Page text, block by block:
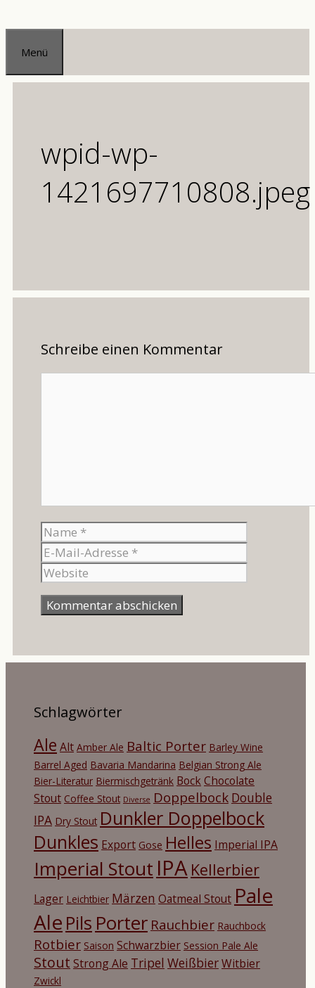
Zum
Inhalt
springen
Menü
wpid-wp-
1421697710808.jpeg
Schreibe einen Kommentar
Name
Mail-
Adresse
Schlagwörter
Ale Alt Amber Ale Baltic Porter Barley Wine
Barrel Aged Bavaria Mandarina Belgian Strong Ale
Bier-Literatur Biermischgetränk BockChocolate
Stout Coffee Stout Diverse Doppelbock Double
IPA Dry Stout Dunkler Doppelbock
Dunkles Export Gose Helles Imperial IPA
Imperial Stout IPA Kellerbier
Lager Leichtbier Märzen Oatmeal Stout Pale
Ale Pils Porter Rauchbier Rauchbock
Rotbier Saison Schwarzbier Session Pale Ale
Stout Strong Ale Tripel WeißbierWitbier
Zwickl